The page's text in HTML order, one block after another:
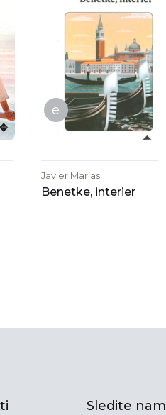
e
Javier Marías
Benetke, interier
Sledite nam